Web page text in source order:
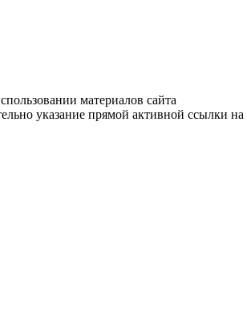
материалов сайта
указание прямой активной ссылки на